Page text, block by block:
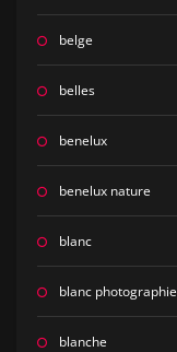
belge
belles
benelux
benelux nature
blanc
blanc photographie
blanche